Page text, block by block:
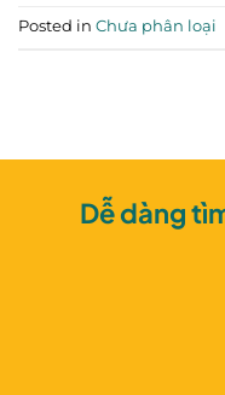
Posted in Chưa phân loại
Dễ dàng